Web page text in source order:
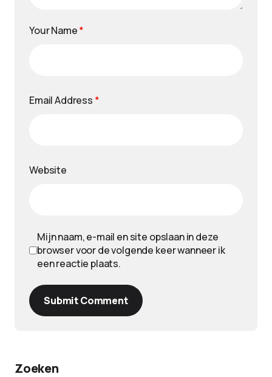
Your Name*
Email Address *
Website
Mijn naam, e-mail en site opslaan in deze
browser voor de volgende keer wanneer ik
een reactie plaats.
Submit Comment
Zoeken